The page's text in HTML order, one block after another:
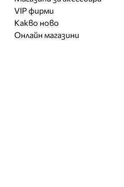
VIP фирми
Какво ново
Онлайн магазини